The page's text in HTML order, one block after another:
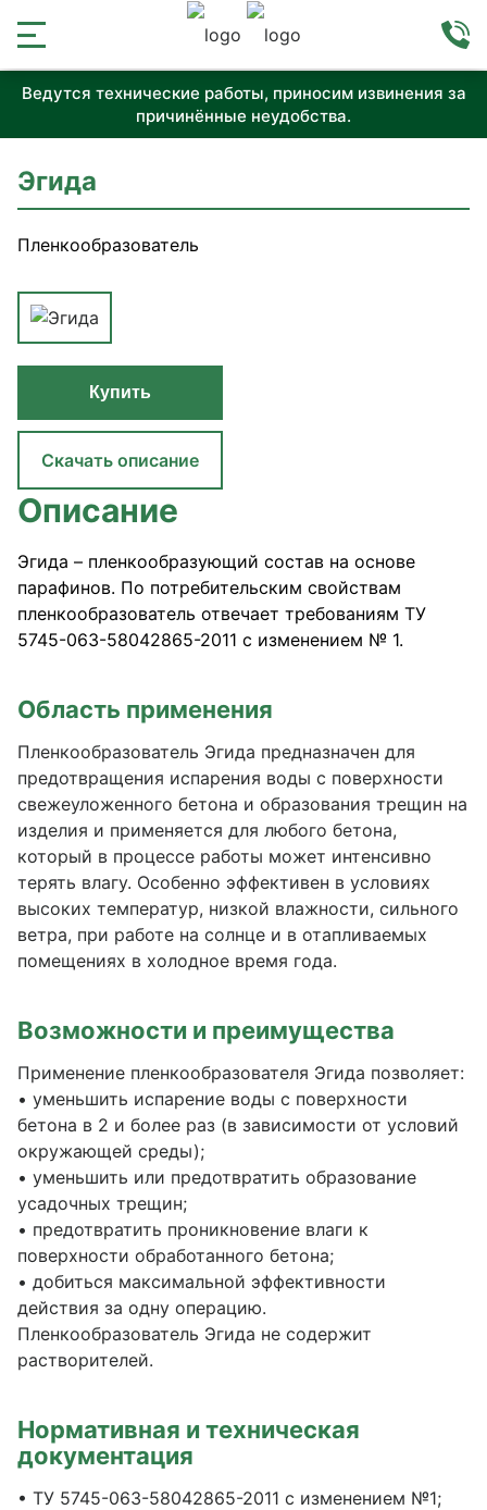
Ведутся технические работы, приносим извинения за
причинённые неудобства.
Эгида
Пленкообразователь
Купить
Скачать описание
Описание
Эгида – пленкообразующий состав на основе
парафинов. По потребительским свойствам
пленкообразователь отвечает требованиям ТУ
5745-063-58042865-2011 с изменением № 1.
Область применения
Пленкообразователь Эгида предназначен для
предотвращения испарения воды с поверхности
свежеуложенного бетона и образования трещин на
изделия и применяется для любого бетона,
который в процессе работы может интенсивно
терять влагу. Особенно эффективен в условиях
высоких температур, низкой влажности, сильного
ветра, при работе на солнце и в отапливаемых
помещениях в холодное время года.
Возможности и преимущества
Применение пленкообразователя Эгида позволяет:
• уменьшить испарение воды с поверхности
бетона в 2 и более раз (в зависимости от условий
окружающей среды);
• уменьшить или предотвратить образование
усадочных трещин;
• предотвратить проникновение влаги к
поверхности обработанного бетона;
• добиться максимальной эффективности
действия за одну операцию.
Пленкообразователь Эгида не содержит
растворителей.
Нормативная и техническая
документация
• ТУ 5745-063-58042865-2011 с изменением №1;